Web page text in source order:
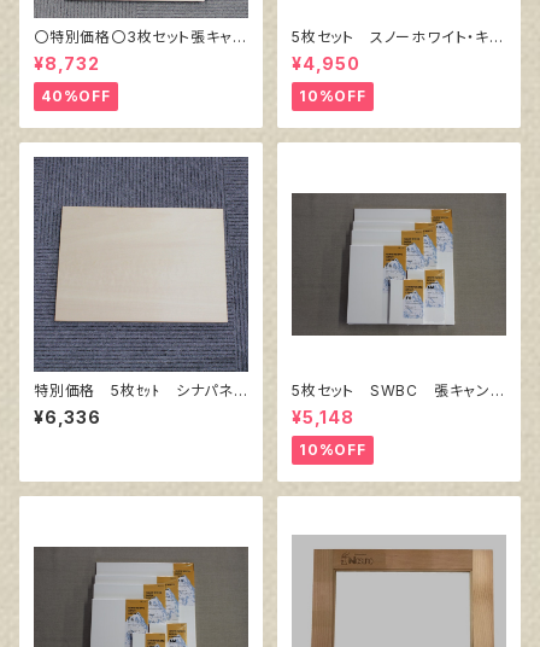
〇特別価格〇3枚セット張キャン
バス トークロ 赤SP F12
606㎜×500㎜
¥8,732
40%OFF
5枚セット スノーホワイト・キャ
ンバスボード F10 サイズ 5
30㎜x455㎜
¥4,950
10%OFF
特別価格 5枚ｾｯﾄ シナパネ
ル B3 515㎜×364㎜
¥6,336
5枚セット SWBC 張キャンバ
ス F10
¥5,148
10%OFF